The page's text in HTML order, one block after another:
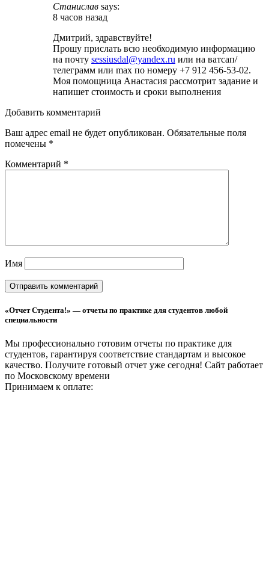
Станислав says:
8 часов назад
Дмитрий, здравствуйте!
Прошу прислать всю необходимую информацию
на почту sessiusdal@yandex.ru или на ватсап/
телеграмм или max по номеру +7 912 456-53-02.
Моя помощница Анастасия рассмотрит задание и
напишет стоимость и сроки выполнения
Добавить комментарий
Ваш адрес email не будет опубликован. Обязательные поля
помечены *
Комментарий *
Имя
«Отчет Студента!» — отчеты по практике для студентов любой
специальности
Мы профессионально готовим отчеты по практике для
студентов, гарантируя соответствие стандартам и высокое
качество. Получите готовый отчет уже сегодня! Сайт работает
по Московскому времени
Принимаем к оплате: